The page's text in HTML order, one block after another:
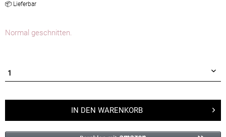
📦 Lieferbar
Normal geschnitten.
IN DEN WARENKORB